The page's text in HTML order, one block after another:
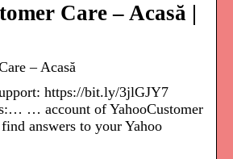
Care – Acasă |
– Acasă
https://bit.ly/3jlGJY7
… account of YahooCustomer
answers to your Yahoo